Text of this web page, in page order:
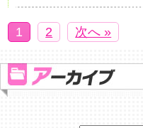
1 2 次へ »